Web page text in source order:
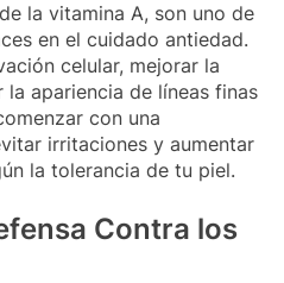
la vitamina A, son uno de
en el cuidado antiedad.
celular, mejorar la
apariencia de líneas finas
con una
irritaciones y aumentar
la tolerancia de tu piel.
Contra los